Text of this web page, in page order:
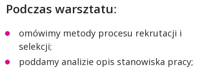
Podczas warsztatu:
omówimy metody procesu rekrutacji i
selekcji;
poddamy analizie opis stanowiska pracy;